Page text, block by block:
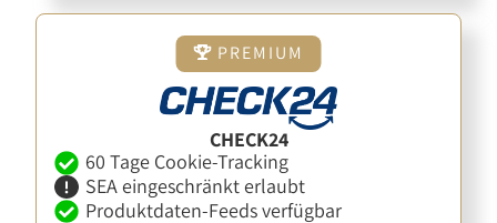
PREMIUM
CHECK24
60 Tage Cookie-Tracking
SEA eingeschränkt erlaubt
Produktdaten-Feeds verfügbar